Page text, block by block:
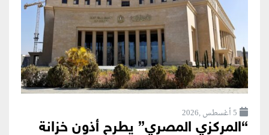
5 أغسطس ,2026
“المركزي المصري” يطرح أذون خزانة